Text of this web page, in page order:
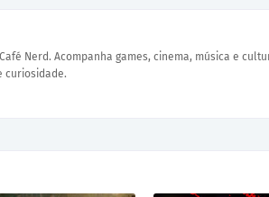
Nerd. Acompanha games, cinema, música e
curiosidade.